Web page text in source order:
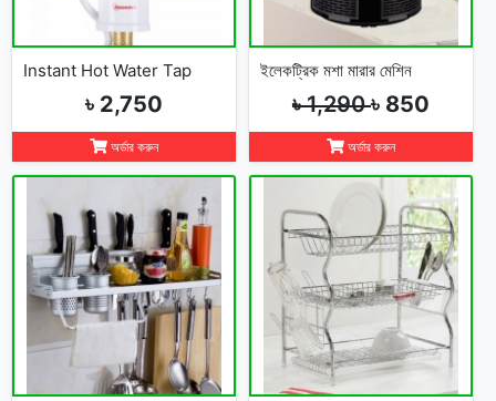
Instant Hot Water Tap
৳ 2,750
অর্ডার করুন
ইলেকট্রিক মশা মারার মেশিন
৳ 1,290৳ 850
অর্ডার করুন